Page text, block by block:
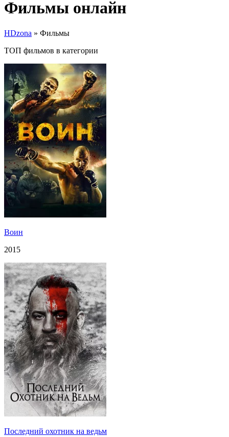
Фильмы онлайн
HDzona » Фильмы
ТОП фильмов в категории
Воин
2015
Последний охотник на ведьм